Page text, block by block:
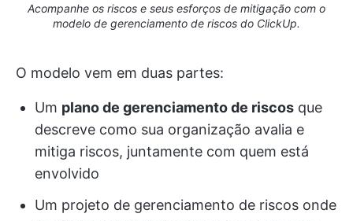
Acompanhe os riscos e seus esforços de mitigação com o
modelo de gerenciamento de riscos do ClickUp.
O modelo vem em duas partes:
Um plano de gerenciamento de riscos que
descreve como sua organização avalia e
mitiga riscos, juntamente com quem está
envolvido
Um projeto de gerenciamento de riscos onde